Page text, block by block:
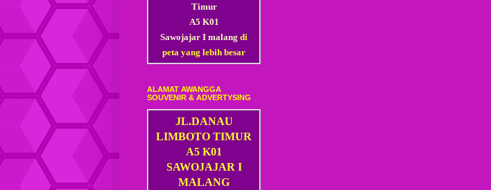
Timur
A5 K01
Sawojajar I malang di
peta yang lebih besar
ALAMAT AWANGGA
SOUVENIR & ADVERTYSING
JL.DANAU
LIMBOTO TIMUR
A5 K01
SAWOJAJAR I
MALANG